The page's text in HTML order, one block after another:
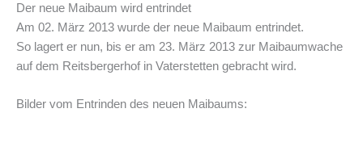
Der neue Maibaum wird entrindet
Am 02. März 2013 wurde der neue Maibaum entrindet.
So lagert er nun, bis er am 23. März 2013 zur Maibaumwache
auf dem Reitsbergerhof in Vaterstetten gebracht wird.
Bilder vom Entrinden des neuen Maibaums: